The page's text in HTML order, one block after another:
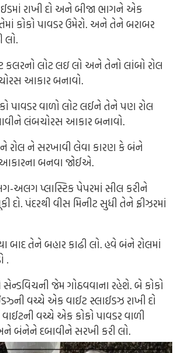
રાખી દો અને બીજા ભાગને એક
કોકો પાવડર ઉમેરો. અને તેને બરાબર
લો.
કલરનો લોટ લઇ લો અને તેનો લાંબો રોલ
આકાર બનાવો.
પાવડર વાળો લોટ લઈને તેને પણ રોલ
લંબચોરસ આકાર બનાવો.
રોલ ને સરખાવી લેવા કારણ કે બંને
બનવા જોઈએ.
પ્લાસ્ટિક પેપરમાં સીલ કરીને
દો. પંદરથી વીસ મિનીટ સુધી તેને ફ્રીઝરમાં
બાદ તેને બહાર કાઢી લો. હવે બંને રોલમાં
.
જેમ ગોઠવવાના રહેશે. બે કોકો
વચ્ચે એક વાઈટ સ્લાઈડઝ રાખી દો
વચ્ચે એક કોકો પાવડર વાળી
બંનેને દબાવીને સરખી કરી લો.